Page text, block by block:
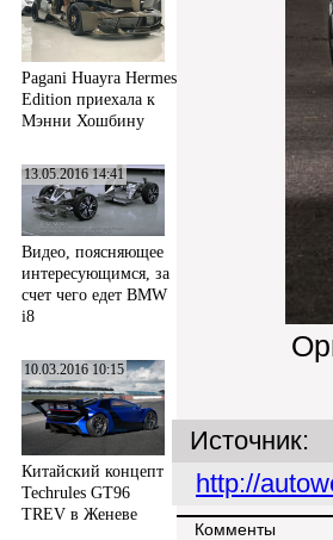
Pagani Huayra Hermes
Edition приехала к
Мэнни Хошбину
13.05.2016 14:41
Видео, поясняющее
интересующимся, за
счет чего едет BMW
i8
10.03.2016 10:15
Китайский концепт
Techrules GT96
TREV в Женеве
Источник:
http://
Комменты